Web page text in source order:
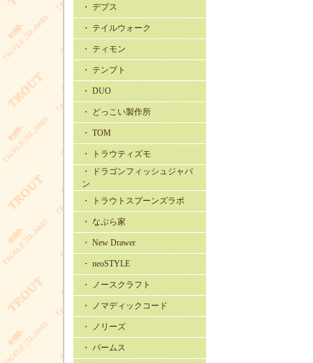
・ デプス
・ テイルウォーク
・ ティモン
・ テンプト
・ DUO
・ どっこい製作所
・ TOM
・ トラウティズモ
・ ドラゴンフィッシュジャパ
ン
・ トラウトスプーンズラボ
・ なぶら家
・ New Drawer
・ neoSTYLE
・ ノースクラフト
・ ノマディックコード
・ ノリーズ
・ パームス